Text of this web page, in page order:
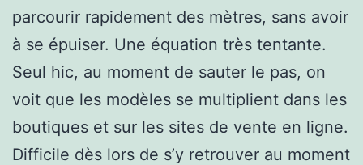
parcourir rapidement des mètres, sans avoir
à se épuiser. Une équation très tentante.
Seul hic, au moment de sauter le pas, on
voit que les modèles se multiplient dans les
boutiques et sur les sites de vente en ligne.
Difficile dès lors de s’y retrouver au moment